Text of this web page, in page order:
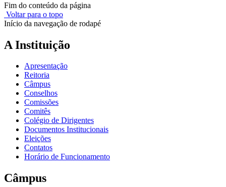
Fim do conteúdo da página
Voltar para o topo
Início da navegação de rodapé
A Instituição
Apresentação
Reitoria
Câmpus
Conselhos
Comissões
Comitês
Colégio de Dirigentes
Documentos Institucionais
Eleições
Contatos
Horário de Funcionamento
Câmpus